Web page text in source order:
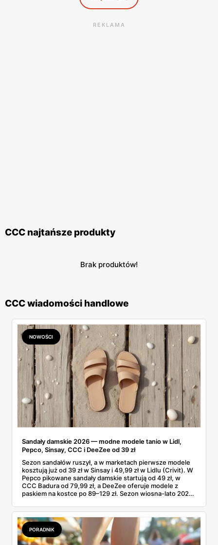
REKLAMA
CCC najtańsze produkty
Brak produktów!
CCC wiadomości handlowe
NOWOŚCI
Sandały damskie 2026 — modne modele tanio w Lidl,
Pepco, Sinsay, CCC i DeeZee od 39 zł
Sezon sandałów ruszył, a w marketach pierwsze modele
kosztują już od 39 zł w Sinsay i 49,99 zł w Lidlu (Crivit). W
Pepco pikowane sandały damskie startują od 49 zł, w
CCC Badura od 79,99 zł, a DeeZee oferuje modele z
paskiem na kostce po 89–129 zł. Sezon wiosna-lato 2026
pasteli — od pudrowego różu po butter yellow. Sprawdź,
który model wybrać na Boże Ciało, wesele plenerowe i
wakacje
PORADNIK